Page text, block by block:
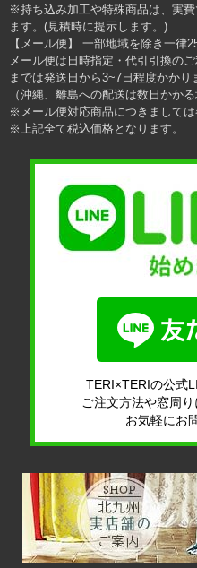
※持ち込み加工や特殊商品は、実
ます。(見積時に提示します。)
【メール便】 一部地域を除き一律
メール便は日時指定・代引引換の
までは発送日から3~7日程度かか
（沖縄、離島への配送は数日かか
※メール便対応商品につきまして
※上記全て税込価格となります。
TERI×TERIの公式
ご注文方法や窓周
お気軽にお